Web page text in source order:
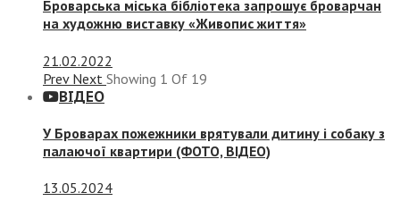
Броварська міська бібліотека запрошує броварчан
на художню виставку «Живопис життя»
21.02.2022
Prev Next Showing 1 Of 19
ВІДЕО
У Броварах пожежники врятували дитину і собаку з
палаючої квартири (ФОТО, ВІДЕО)
13.05.2024